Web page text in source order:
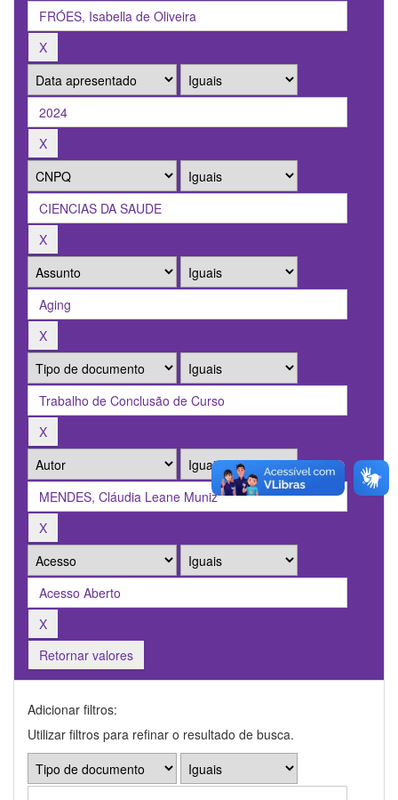
Retornar valores
Adicionar filtros:
Utilizar filtros para refinar o resultado de busca.